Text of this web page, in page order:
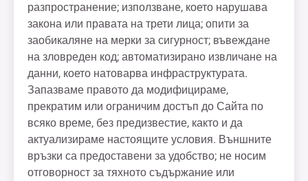
разпространение; използване, което нарушава
закона или правата на трети лица; опити за
заобикаляне на мерки за сигурност; въвеждане
на зловреден код; автоматизирано извличане на
данни, което натоварва инфраструктурата.
Запазваме правото да модифицираме,
прекратим или ограничим достъп до Сайта по
всяко време, без предизвестие, както и да
актуализираме настоящите условия. Външните
връзки са предоставени за удобство; не носим
отговорност за тяхното съдържание или